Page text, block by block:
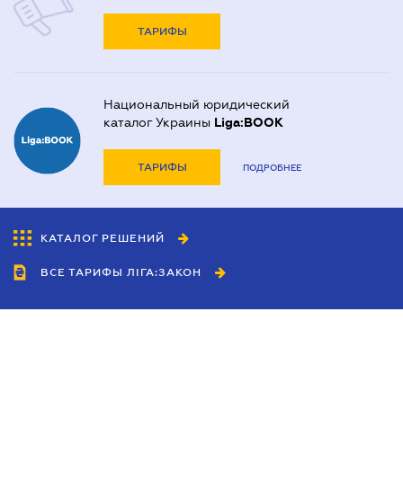
ТАРИФЫ
Национальный юридический
каталог Украины Liga:BOOK
ТАРИФЫ ПОДРОБНЕЕ
КАТАЛОГ РЕШЕНИЙ
ВСЕ ТАРИФЫ ЛІГА:ЗАКОН